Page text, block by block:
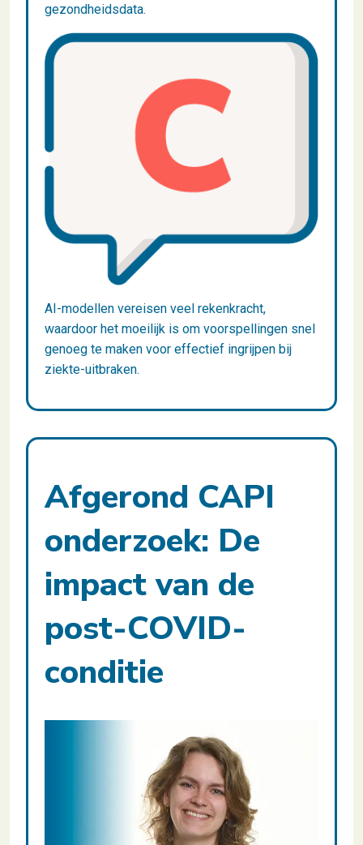
gezondheidsdata.
AI-modellen vereisen veel rekenkracht,
waardoor het moeilijk is om voorspellingen snel
genoeg te maken voor effectief ingrijpen bij
ziekte-uitbraken.
Afgerond CAPI
onderzoek: De
impact van de
post-COVID-
conditie